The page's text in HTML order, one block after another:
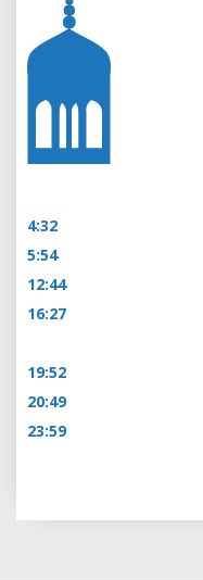
4:32
5:54
12:44
16:27
19:52
20:49
23:59